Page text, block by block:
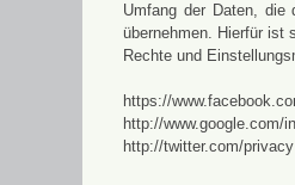
Umfang der Daten, die
übernehmen. Hierfür ist
Rechte und
https://
http://www.google.com/
http://twitter.com/privacy